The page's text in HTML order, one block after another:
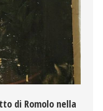
di Romolo nella